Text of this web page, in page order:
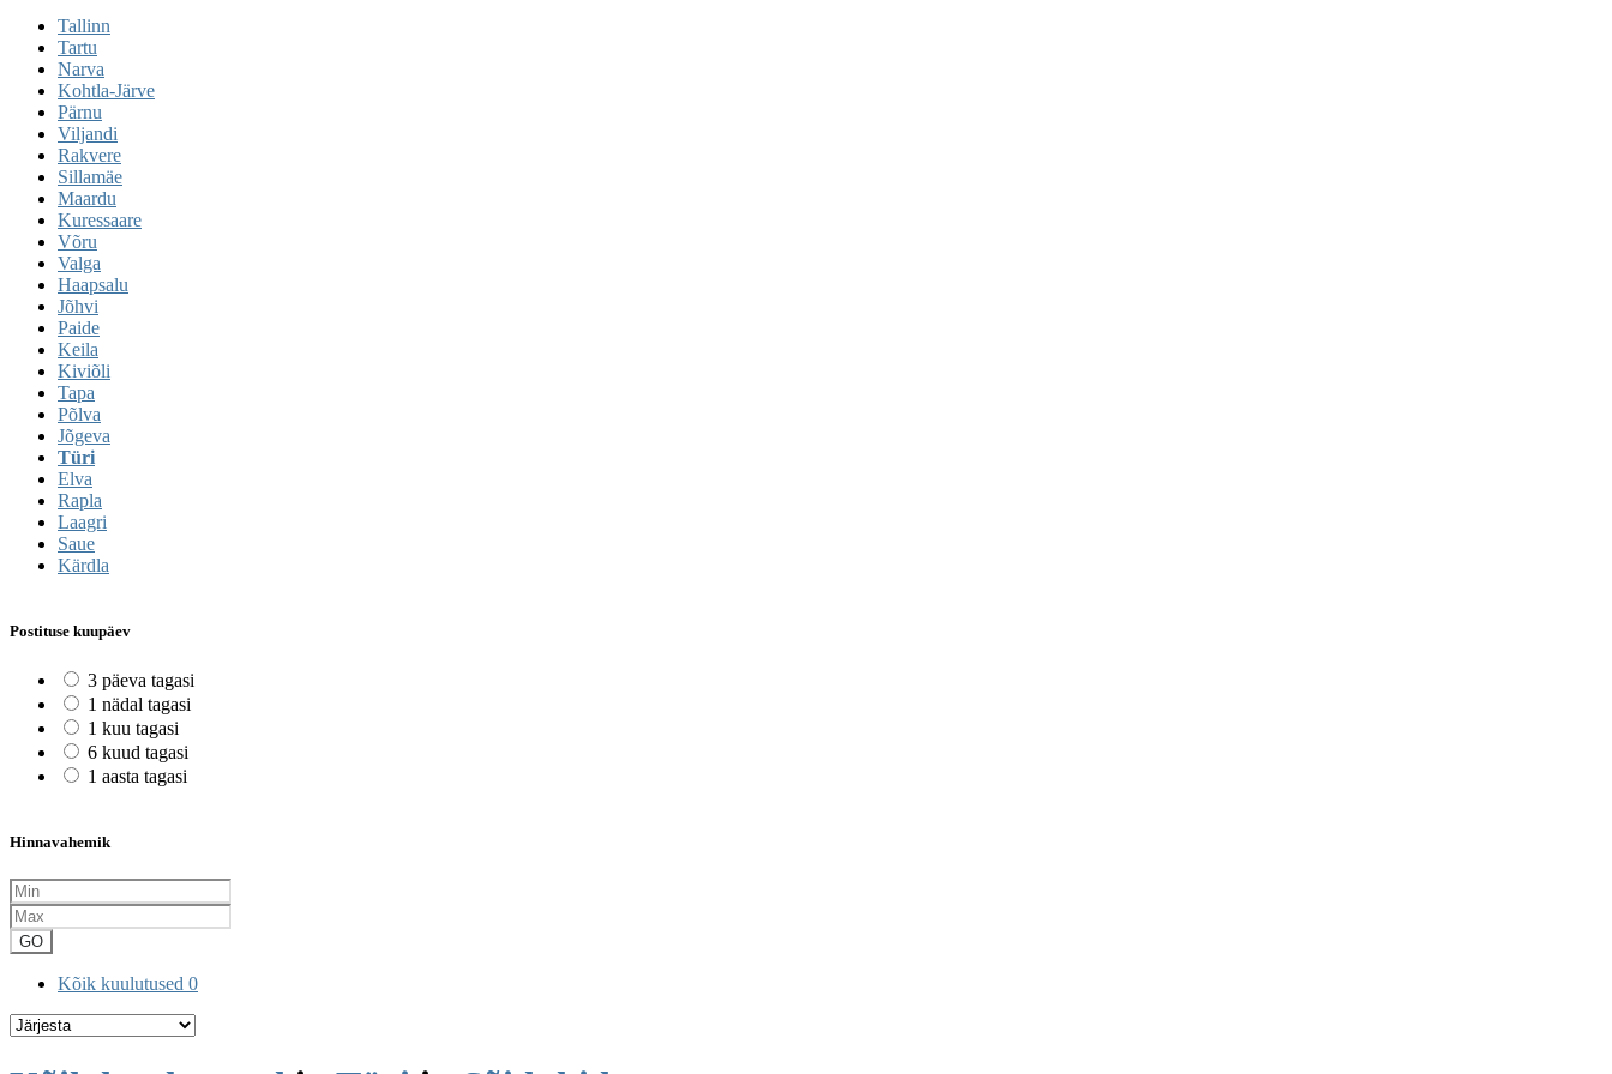
Tallinn
Tartu
Narva
Kohtla-Järve
Pärnu
Viljandi
Rakvere
Sillamäe
Maardu
Kuressaare
Võru
Valga
Haapsalu
Jõhvi
Paide
Keila
Kiviõli
Tapa
Põlva
Jõgeva
Türi
Elva
Rapla
Laagri
Saue
Kärdla
Postituse kuupäev
3 päeva tagasi
1 nädal tagasi
1 kuu tagasi
6 kuud tagasi
1 aasta tagasi
Hinnavahemik
GO
Kõik kuulutused 0